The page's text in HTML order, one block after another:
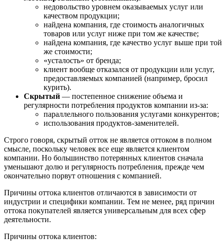
недовольство уровнем оказываемых услуг или
качеством продукции;
найдена компания, где стоимость аналогичных
товаров или услуг ниже при том же качестве;
найдена компания, где качество услуг выше при той
же стоимости;
«усталость» от бренда;
клиент вообще отказался от продукции или услуг,
предоставляемых компанией (например, бросил
курить).
Скрытый — постепенное снижение объема и
регулярности потребления продуктов компании из-за:
параллельного пользования услугами конкурентов;
использования продуктов-заменителей.
Строго говоря, скрытый отток не является оттоком в полном
смысле, поскольку человек все еще является клиентом
компании. Но большинство потерянных клиентов сначала
уменьшают долю и регулярность потребления, прежде чем
окончательно порвут отношения с компанией.
Причины оттока клиентов отличаются в зависимости от
индустрии и специфики компании. Тем не менее, ряд причин
оттока покупателей является универсальным для всех сфер
деятельности.
Причины оттока клиентов: